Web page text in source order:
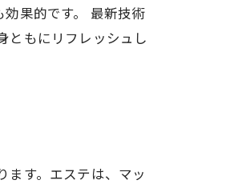
果的です。 最新技術
ともにリフレッシュし
ます。エステは、マッ